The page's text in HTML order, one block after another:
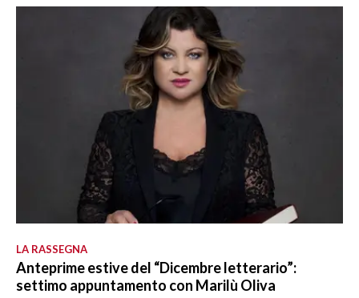
LA RASSEGNA
Anteprime estive del “Dicembre letterario”:
settimo appuntamento con Marilù Oliva